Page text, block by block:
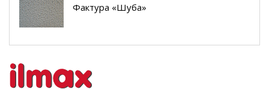
Фактура «Шуба»